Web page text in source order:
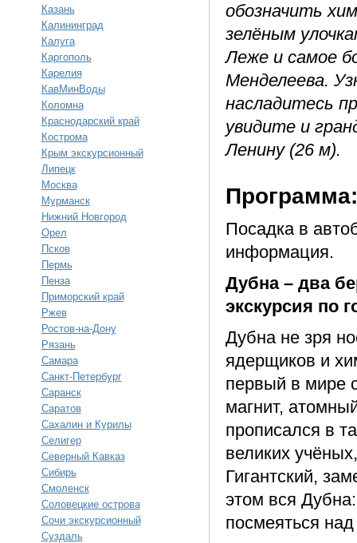
Казань
Калининград
Калуга
Каргополь
Карелия
КавМинВоды
Коломна
Краснодарский край
Кострома
Крым экскурсионный
Липецк
Москва
Мурманск
Нижний Новгород
Орел
Псков
Пермь
Пенза
Приморский край
Ржев
Ростов-на-Дону
Рязань
Самара
Санкт-Петербург
Саранск
Саратов
Сахалин и Курилы
Селигер
Северный Кавказ
Сибирь
Смоленск
Соловецкие острова
Сочи экскурсионный
Суздаль
обозначить
зелёным
Леже и самое
Менделеева.
насладитесь
увидите и
Ленину (26 м).
Программа:
Посадка в
информация.
Дубна – два
экскурсия по
Дубна не зря
ядерщиков и
первый в мире
магнит,
прописался в
великих
Гигантский,
этом вся
посмеяться